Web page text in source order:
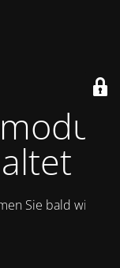
Sie bald wieder.